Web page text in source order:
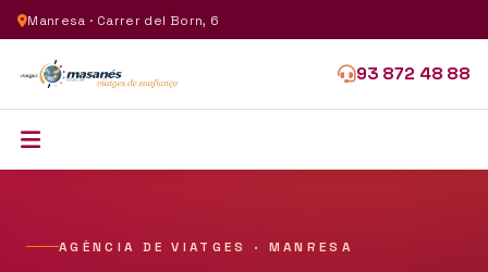
Manresa · Carrer del Born, 6
93 872 48 88
AGÈNCIA DE VIATGES · MANRESA